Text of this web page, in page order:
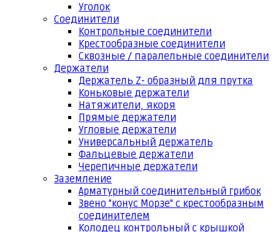
Уголок
Соединители
Контрольные соединители
Крестообразные соединители
Сквозные / паралельные соединители
Держатели
Держатель Z- образный для прутка
Коньковые держатели
Натяжители, якоря
Прямые держатели
Угловые держатели
Универсальный держатель
Фальцевые держатели
Черепичные держатели
Заземление
Арматурный соединительный грибок
Звено "конус Морзе" с крестообразным
соединителем
Колодец контрольный с крышкой